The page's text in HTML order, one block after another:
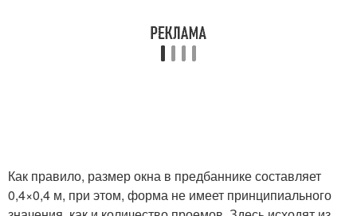
Как правило, размер окна в предбаннике составляет
0,4×0,4 м, при этом, форма не имеет принципиального